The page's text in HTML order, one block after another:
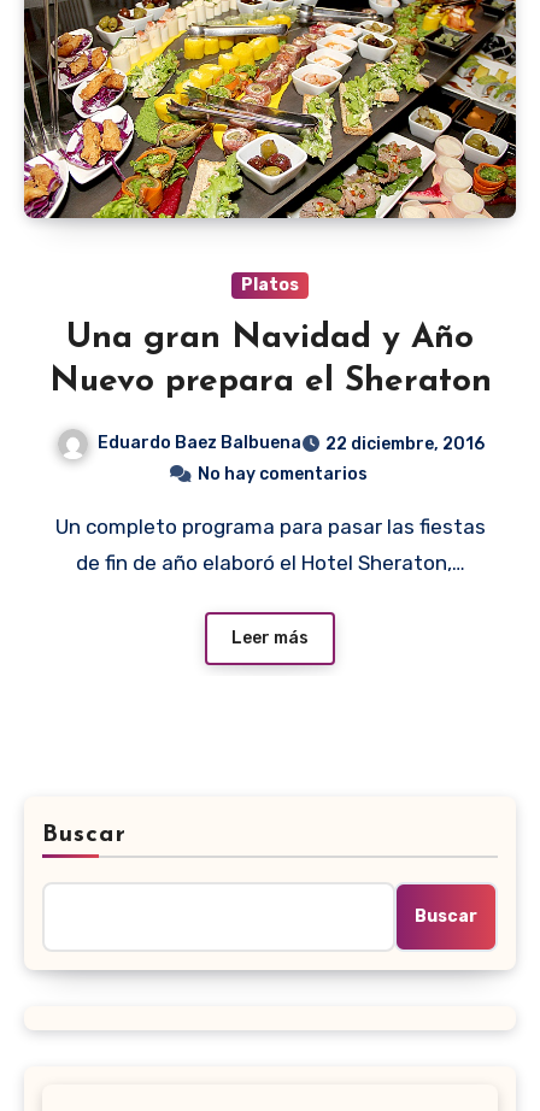
Platos
Una gran Navidad y Año
Nuevo prepara el Sheraton
Eduardo Baez Balbuena
22 diciembre, 2016
No hay comentarios
Un completo programa para pasar las fiestas
de fin de año elaboró el Hotel Sheraton,…
Leer más
Buscar
Buscar